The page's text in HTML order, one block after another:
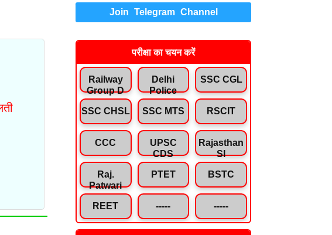
Join Telegram Channel
परीक्षा का चयन करें
Railway
Group D
Delhi
Police
SSC CGL
SSC CHSL SSC MTS RSCIT
CCC
UPSC
CDS
Rajasthan
SI
Raj.
Patwari
PTET BSTC
REET ----- -----